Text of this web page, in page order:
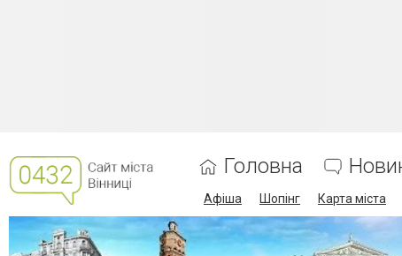
Головна
Афіша Шопінг Карта міста